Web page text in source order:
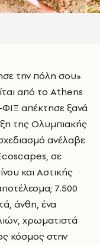
από το Athens
απέκτησε ξανά
της Ολυμπιακής
ανέλαβε
σε
και Αστικής
7.500
άνθη, ένα
χρωματιστά
κόσμος στην